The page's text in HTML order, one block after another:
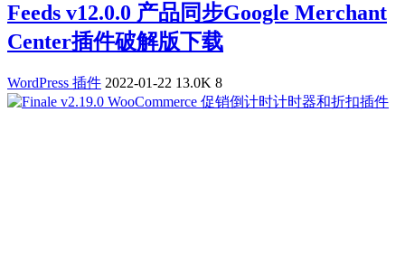
Feeds v12.0.0 产品同步Google Merchant
Center插件破解版下载
WordPress 插件 2022-01-22 13.0K 8